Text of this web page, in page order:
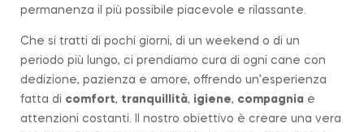
permanenza il più possibile piacevole e rilassante.
Che si tratti di pochi giorni, di un weekend o di un
periodo più lungo, ci prendiamo cura di ogni cane con
dedizione, pazienza e amore, offrendo un’esperienza
fatta di comfort, tranquillità, igiene, compagnia e
attenzioni costanti. Il nostro obiettivo è creare una vera